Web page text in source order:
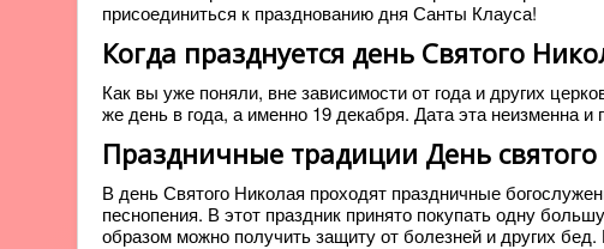
присоединиться к празднованию дня Санты Клауса!
Когда празднуется день Святого
Как вы уже поняли, вне зависимости от года и других
же день в года, а именно 19 декабря. Дата эта неизменна и
Праздничные традиции День
В день Святого Николая проходят праздничные
песнопения. В этот праздник принято покупать одну
образом можно получить защиту от болезней и других